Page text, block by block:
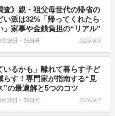
査》親・祖父母世代の帰省の
い派は32%「帰ってくれたら
」家事や金銭負担の“リアル”
18日・25日号 2026/8/8
いるかも」離れて暮らす子ど
らす！専門家が指南する“見
”の最適解と5つのコツ
18日・25日号 2026/8/7